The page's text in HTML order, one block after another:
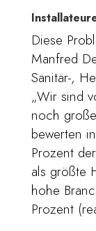
Diese
Manfred
Sanitär-,
„Wir sind
noch
bewerten
Prozent
als größte
hohe
Prozent